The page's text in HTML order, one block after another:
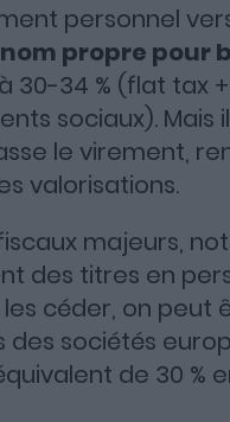
personnel
propre pour
30-34 % (flat tax
sociaux). Mais
le virement,
valorisations.
majeurs,
des titres en
céder, on peut
des sociétés
de 30 %